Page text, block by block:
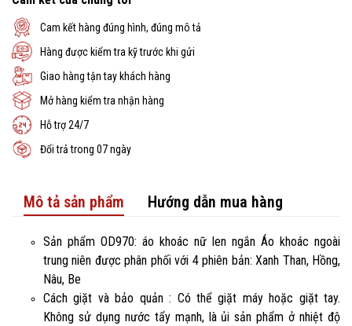
Cam kết hàng đúng hình, đúng mô tả
Hàng được kiểm tra kỹ trước khi gửi
Giao hàng tận tay khách hàng
Mở hàng kiểm tra nhận hàng
Hỗ trợ 24/7
Đổi trả trong 07 ngày
Mô tả sản phẩm Hướng dẫn mua hàng
Sản phẩm OD970: áo khoác nữ len ngắn Áo khoác ngoài
trung niên được phân phối với 4 phiên bản: Xanh Than, Hồng,
Nâu, Be
Cách giặt và bảo quản : Có thể giặt máy hoặc giặt tay.
Không sử dụng nước tẩy mạnh, là ủi sản phẩm ở nhiệt độ